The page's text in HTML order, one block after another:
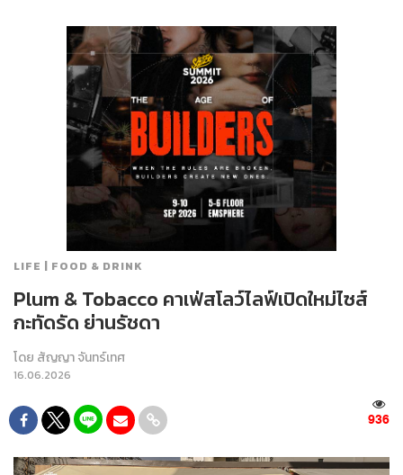
LIFE | FOOD & DRINK
Plum & Tobacco คาเฟ่สโลว์ไลฟ์เปิดใหม่ไซส์
กะทัดรัด ย่านรัชดา
โดย สัญญา จันทร์เทศ
16.06.2026
936